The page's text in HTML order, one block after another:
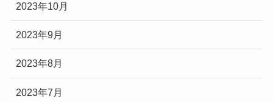
2023年10月
2023年9月
2023年8月
2023年7月